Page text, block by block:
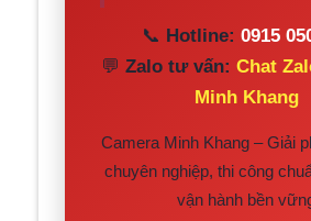
📞 Hotline: 0915
💬 Zalo tư vấn: Chat
Minh Khang
Camera Minh Khang – Giải
chuyên nghiệp, thi công
vận hành bền